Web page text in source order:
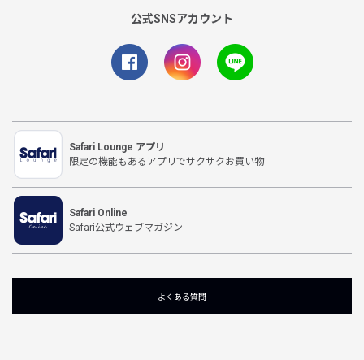
公式SNSアカウント
Safari Lounge アプリ
限定の機能もあるアプリでサクサクお買い物
Safari Online
Safari公式ウェブマガジン
よくある質問